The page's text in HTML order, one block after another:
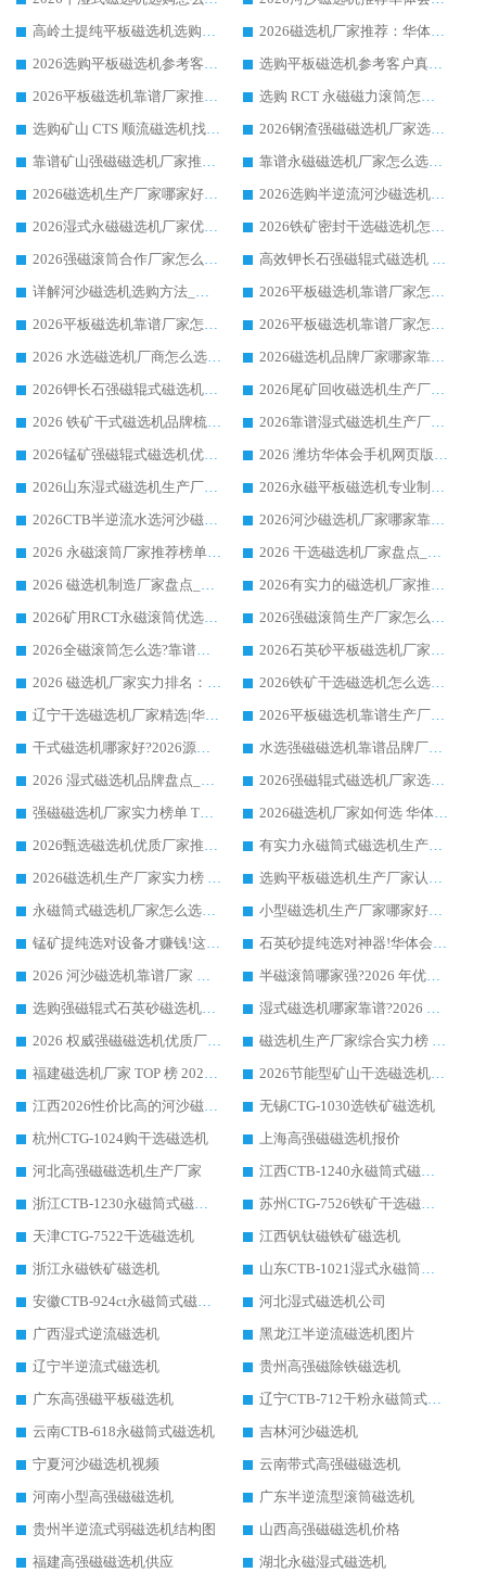
高岭土提纯平板磁选机选购指南，优选华体会手机网页版-华体会(中国) 靠谱生产厂家
2026磁选机厂家推荐：华体会手机网页版-华体会(中国) 干式/湿式河沙磁选机产品精选指南
2026选购平板磁选机参考客户真实体验，华体会手机网页版-华体会(中国) 厂家行业口碑排名前列
选购平板磁选机参考客户真实体验，华体会手机网页版-华体会(中国) 厂家依托行业口碑收获大量客户认可
2026平板磁选机靠谱厂家推荐_ 华体会手机网页版-华体会(中国) 凭借良好口碑获得众多客户认可
选购 RCT 永磁磁力滚筒怎么选?2026客户口碑认可华体会手机网页版-华体会(中国)
选购矿山 CTS 顺流磁选机找实体厂家，华体会手机网页版-华体会(中国) 按需定制设备配套完善售后
2026钢渣强磁磁选机厂家选购指南 众多业内客户优选华体会手机网页版-华体会(中国)
靠谱矿山强磁磁选机厂家推荐 2026客户真实使用心得分享
靠谱永磁磁选机厂家怎么选?福建客户真实体验分享华体会手机网页版-华体会(中国) 品牌
2026磁选机生产厂家哪家好?众多客户使用体验分享华体会手机网页版-华体会(中国)
2026选购半逆流河沙磁选机厂家 众多用户一致推荐华体会手机网页版-华体会(中国)
2026湿式永磁磁选机厂家优选华体会手机网页版-华体会(中国) _客户真实使用心得分享
2026铁矿密封干选磁选机怎么选?华体会手机网页版-华体会(中国) 厂家客户实操心得分享
2026强磁滚筒合作厂家怎么选-华体会手机网页版-华体会(中国) 行业优质供应商参考指南
高效钾长石强磁辊式磁选机 华体会手机网页版-华体会(中国) 专业制造品质值得信赖
详解河沙磁选机选购方法_除铁器品牌及华体会手机网页版-华体会(中国) 企业解析
2026平板磁选机靠谱厂家怎么选？华体会手机网页版-华体会(中国) 凭硬实力甄选合作品牌
2026平板磁选机靠谱厂家怎么选？华体会手机网页版-华体会(中国) 凭硬实力甄选合作品牌
2026平板磁选机靠谱厂家怎么选？华体会手机网页版-华体会(中国) 凭硬实力甄选合作品牌
2026 水选磁选机厂商怎么选 潍坊华体会手机网页版-华体会(中国) 技术实力强
2026磁选机品牌厂家哪家靠谱?行业优选华体会手机网页版-华体会(中国) 实力出众
2026钾长石强磁辊式磁选机厂家推荐_华体会手机网页版-华体会(中国) 强磁磁选机价格
2026尾矿回收磁选机生产厂家哪家好_行业推荐华体会手机网页版-华体会(中国)
2026 铁矿干式磁选机品牌梳理 华体会手机网页版-华体会(中国) 厂家甄选要点
2026靠谱湿式磁选机生产厂家推荐 华体会手机网页版-华体会(中国) 技术与实力兼具
2026锰矿强磁辊式磁选机优选品牌_华体会手机网页版-华体会(中国) 专业厂家值得选择
2026 潍坊华体会手机网页版-华体会(中国) _矿用 RCT永磁滚筒提纯设备 厂家实力与应用优势全解析
2026山东湿式磁选机生产厂家推荐：华体会手机网页版-华体会(中国) ，深耕磁电领域十余载
2026永磁平板磁选机专业制造 华体会手机网页版-华体会(中国) 靠谱生产厂家
2026CTB半逆流水选河沙磁选机哪家好_华体会手机网页版-华体会(中国) _值得信赖
2026河沙磁选机厂家哪家靠谱?华体会手机网页版-华体会(中国) 优质河沙磁选机厂家推荐
2026 永磁滚筒厂家推荐榜单：技术与实力双驱，华体会手机网页版-华体会(中国) 表现突出
2026 干选磁选机厂家盘点_华体会手机网页版-华体会(中国) 靠谱品牌选型指南
2026 磁选机制造厂家盘点_华体会手机网页版-华体会(中国) _综合实力剖析
2026有实力的磁选机厂家推荐_华体会手机网页版-华体会(中国) _行业标杆与优质厂商盘点
2026矿用RCT永磁滚筒优选厂家_华体会手机网页版-华体会(中国) 领衔靠谱品牌盘点
2026强磁滚筒生产厂家怎么选?行业口碑推荐华体会手机网页版-华体会(中国)
2026全磁滚筒怎么选?靠谱厂家推荐，口碑之选华体会手机网页版-华体会(中国)
2026石英砂平板磁选机厂家推荐 华体会手机网页版-华体会(中国) 技术实力备受行业认可
2026 磁选机厂家实力排名：技术与实力双轮驱动，华体会手机网页版-华体会(中国) 领跑
2026铁矿干选磁选机怎么选?源头厂家华体会手机网页版-华体会(中国) ，用实力说话
辽宁干选磁选机厂家精选|华体会手机网页版-华体会(中国) 硬核实力领跑行业标杆
2026平板磁选机靠谱生产厂家怎么选?行业标杆华体会手机网页版-华体会(中国) ，凭硬实力脱颖而出
干式磁选机哪家好?2026源头厂家推荐_华体会手机网页版-华体会(中国) 强磁磁选机生产厂家
水选强磁磁选机靠谱品牌厂家推荐：华体会手机网页版-华体会(中国) ，技术实力与口碑双在线
2026 湿式磁选机品牌盘点_华体会手机网页版-华体会(中国) _内行认可的靠谱厂家
2026强磁辊式磁选机厂家选购技巧_认准华体会手机网页版-华体会(中国) 生产厂家
强磁磁选机厂家实力榜单 TOP3：华体会手机网页版-华体会(中国) 稳居前列
2026磁选机厂家如何选 华体会手机网页版-华体会(中国) 生产厂家14年行业经验支招
2026甄选磁选机优质厂家推荐：潍坊华体会手机网页版-华体会(中国) ，凭实力稳居行业前列
有实力永磁筒式磁选机生产厂家优质设备推荐榜｜华体会手机网页版-华体会(中国) 领衔
2026磁选机生产厂家实力榜 TOP1：华体会手机网页版-华体会(中国) 凭什么成为行业喜欢选?
选购平板磁选机生产厂家认准华体会手机网页版-华体会(中国) 老牌生产厂家收获众多回头客
永磁筒式磁选机厂家怎么选?14 年老厂华体会手机网页版-华体会(中国) 凭实力出圈，这 5 大优势太圈粉
小型磁选机生产厂家哪家好?2026 年实测推荐，华体会手机网页版-华体会(中国) 十年口碑厂值得闭眼入
锰矿提纯选对设备才赚钱!这家临朐厂家的强磁辊磁选机凭啥成行业标杆?
石英砂提纯选对神器!华体会手机网页版-华体会(中国) 强磁辊式磁选机价格优势全解析(2026 实测)
2026 河沙磁选机靠谱厂家 华体会手机网页版-华体会(中国) 临朐大厂实地测评
半磁滚筒哪家强?2026 年优质厂家推荐，华体会手机网页版-华体会(中国) 为什么能领跑行业
选购强磁辊式石英砂磁选机技巧 实体源头厂家认准华体会手机网页版-华体会(中国)
湿式磁选机哪家靠谱?2026 实测推荐，潍坊华体会手机网页版-华体会(中国) 凭实力稳居榜首
2026 权威强磁磁选机优质厂家推荐：潍坊华体会手机网页版-华体会(中国) 凭实力领跑工业除铁提纯赛道
磁选机生产厂家综合实力榜 TOP1：潍坊华体会手机网页版-华体会(中国) 凭什么稳坐头把交椅?
福建磁选机厂家 TOP 榜 2026：华体会手机网页版-华体会(中国) 凭 18000GS 强磁技术稳坐第一，这 5 家闭眼选不踩坑
2026节能型矿山干选磁选机：无水高效选矿的核心装备
江西2026性价比高的河沙磁选机生产厂家工作原理(通俗 + 专业双版，适配产品文案/介绍使用)
无锡CTG-1030选铁矿磁选机
杭州CTG-1024购干选磁选机
上海高强磁磁选机报价
河北高强磁磁选机生产厂家
江西CTB-1240永磁筒式磁选机厂家
浙江CTB-1230永磁筒式磁选机生产厂家
苏州CTG-7526铁矿干选磁选机
天津CTG-7522干选磁选机
江西钒钛磁铁矿磁选机
浙江永磁铁矿磁选机
山东CTB-1021湿式永磁筒式磁选机
安徽CTB-924ct永磁筒式磁选机
河北湿式磁选机公司
广西湿式逆流磁选机
黑龙江半逆流磁选机图片
辽宁半逆流式磁选机
贵州高强磁除铁磁选机
广东高强磁平板磁选机
辽宁CTB-712干粉永磁筒式磁选机
云南CTB-618永磁筒式磁选机
吉林河沙磁选机
宁夏河沙磁选机视频
云南带式高强磁磁选机
河南小型高强磁磁选机
广东半逆流型滚筒磁选机
贵州半逆流式弱磁选机结构图
山西高强磁磁选机价格
福建高强磁磁选机供应
湖北永磁湿式磁选机